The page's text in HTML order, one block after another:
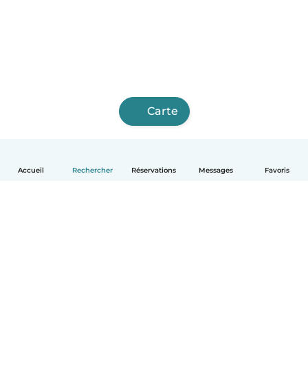
Accueil Rechercher Réservations Messages Favoris
Carte